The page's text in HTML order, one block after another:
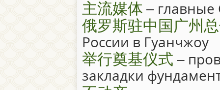
主流媒体 –
俄罗斯驻中国广州
России в Гуанчжоу
举行奠基仪式 –
закладки